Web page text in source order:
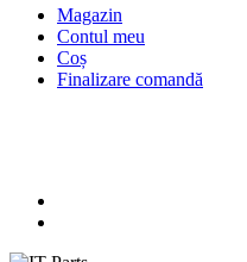
Magazin
Contul meu
Coș
Finalizare comandă